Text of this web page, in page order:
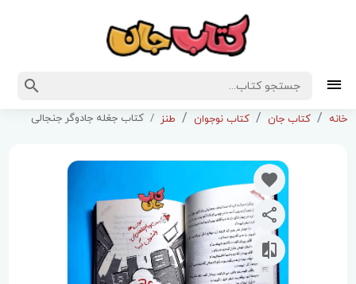
خانه کتاب جان کتاب نوجوان طنز کتاب جغله جادوگر جنجالی